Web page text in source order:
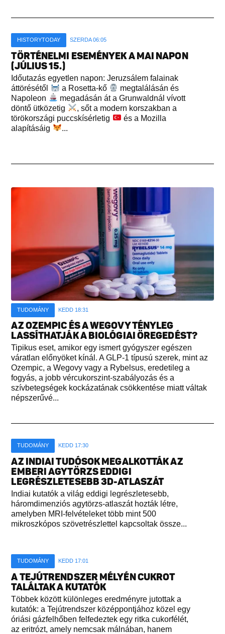
HISTORYTODAY SZERDA 06:05
TÖRTÉNELMI ESEMÉNYEK A MAI NAPON
(JÚLIUS 15.)
Időutazás egyetlen napon: Jeruzsálem falainak
áttörésétől
a Rosetta-kő
megtalálásán és
Napoleon
megadásán át a Grunwaldnál vívott
döntő ütközetig
, sőt a modern korszakban a
törökországi puccskísérletig
és a Mozilla
alapításáig
...
TUDOMÁNY KEDD 18:31
AZ OZEMPIC ÉS A WEGOVY TÉNYLEG
LASSÍTHATJÁK A BIOLÓGIAI ÖREGEDÉST?
Tipikus eset, amikor egy ismert gyógyszer egészen
váratlan előnyöket kínál. A GLP-1 típusú szerek, mint az
Ozempic, a Wegovy vagy a Rybelsus, eredetileg a
fogyás, a jobb vércukorszint-szabályozás és a
szívbetegségek kockázatának csökkentése miatt váltak
népszerűvé...
TUDOMÁNY KEDD 17:30
AZ INDIAI TUDÓSOK MEGALKOTTÁK AZ
EMBERI AGYTÖRZS EDDIGI
LEGRÉSZLETESEBB 3D-ATLASZÁT
Indiai kutatók a világ eddigi legrészletesebb,
háromdimenziós agytörzs-atlaszát hozták létre,
amelyben MRI-felvételeket több mint 500
mikroszkópos szövetrészlettel kapcsoltak össze...
TUDOMÁNY KEDD 17:01
A TEJÚTRENDSZER MÉLYÉN CUKROT
TALÁLTAK A KUTATÓK
Többek között különleges eredményre jutottak a
kutatók: a Tejútrendszer középpontjához közel egy
óriási gázfelhőben felfedeztek egy ritka cukorfélét,
az eritrózt, amely nemcsak málnában, hanem